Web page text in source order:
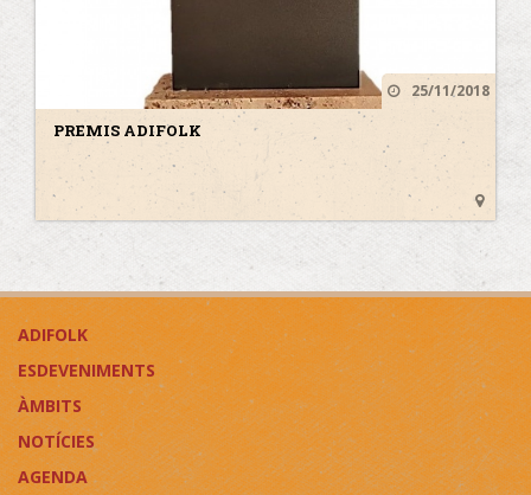
25/11/2018
PREMIS ADIFOLK
ADIFOLK
ESDEVENIMENTS
ÀMBITS
NOTÍCIES
AGENDA